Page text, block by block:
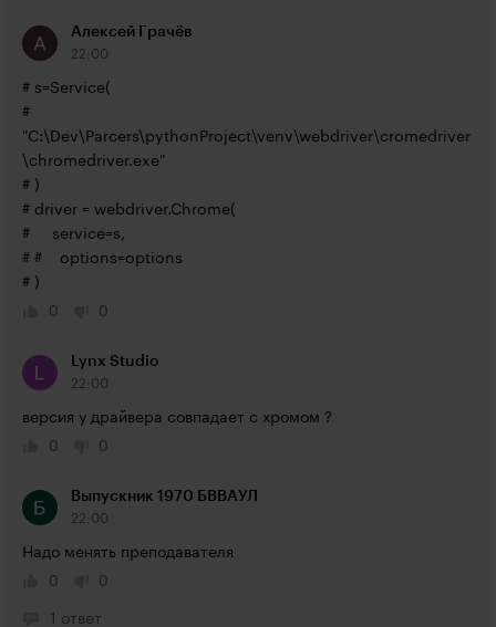
Алексей Грачёв
22:00
# s=Service(
#
"C:\Dev\Parcers\pythonProject\venv\webdriver\cromedriver
\chromedriver.exe"
# )
# driver = webdriver.Chrome(
#     service=s,
# #    options=options
# )
0
0
Lynx Studio
22:00
версия у драйвера совпадает с хромом ?
0
0
Выпускник 1970 БВВАУЛ
22:00
Надо менять преподавателя
0
0
1 ответ